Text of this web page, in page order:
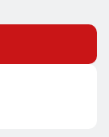
Kleinen Preis: Lidl